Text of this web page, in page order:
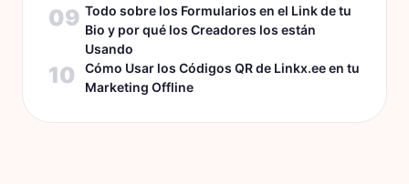
09 Todo sobre los Formularios en el Link de tu
Bio y por qué los Creadores los están
Usando
10
Cómo Usar los Códigos QR de Linkx.ee en tu
Marketing Offline